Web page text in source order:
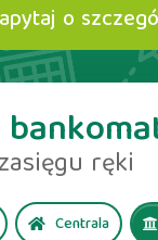
o
ręki
Centrala